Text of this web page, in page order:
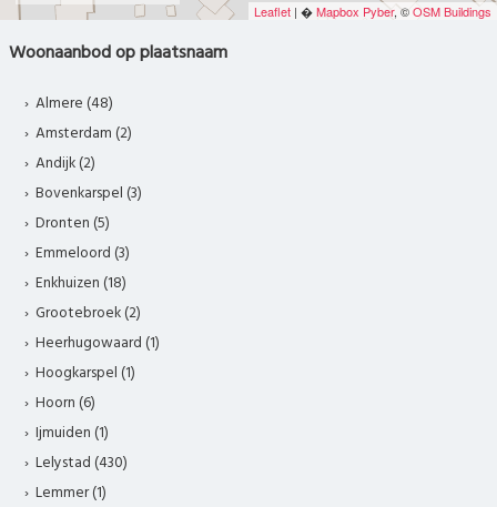
Leaflet | �Mapbox Pyber, ©OSM Buildings
Woonaanbod op plaatsnaam
Almere (48)
Amsterdam (2)
Andijk (2)
Bovenkarspel (3)
Dronten (5)
Emmeloord (3)
Enkhuizen (18)
Grootebroek (2)
Heerhugowaard (1)
Hoogkarspel (1)
Hoorn (6)
Ijmuiden (1)
Lelystad (430)
Lemmer (1)